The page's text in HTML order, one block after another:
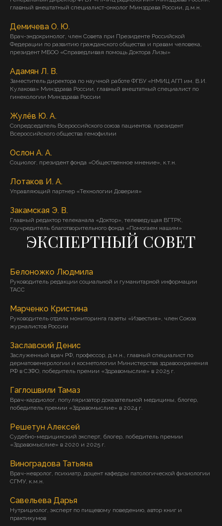
главный внештатный специалист-онколог Минздрава России, д.м.н.
Демичева О. Ю.
Врач-эндокринолог, член Совета при Президенте Российской
Федерации по развитию гражданского общества и правам человека,
президент МБОО «Справедливая помощь Доктора Лизы»
Адамян Л. В.
Заместитель директора по научной работе ФГБУ «НМИЦ АГП им. В.И.
Кулакова» Минздрава России, главный внештатный специалист по
гинекологии Минздрава России
Жулёв Ю. А.
Сопредседатель Всероссийского союза пациентов, президент
Всероссийского общества гемофилии
Ослон А. А.
Социолог, президент фонда «Общественное мнение», к.т.н.
Лотаков И. А.
Управляющий партнер «Технологии Доверия»
Закамская Э. В.
Главный редактор телеканала «Доктор», телеведущая ВГТРК,
соучредитель благотворительного фонда «Помогаем нашим»
ЭКСПЕРТНЫЙ СОВЕТ
Белоножко Людмила
Руководитель редакции социальной и гуманитарной информации
ТАСС
Марченко Кристина
Руководитель отдела мониторинга газеты «Известия», член Союза
журналистов России
Заславский Денис
Заслуженный врач РФ, профессор, д.м.н., главный специалист по
дерматовенерологии и косметологии Министерства здравоохранения
РФ в СЗФО, победитель премии «Здравомыслие» в 2025 г.
Гаглошвили Тамаз
Врач-кардиолог, популяризатор доказательной медицины, блогер,
победитель премии «Здравомыслие» в 2024 г.
Решетун Алексей
Судебно-медицинский эксперт, блогер, победитель премии
«Здравомыслие» в 2020 и 2025 г.
Виноградова Татьяна
Врач-невролог, психиатр, доцент кафедры патологической физиологии
СГМУ, к.м.н.
Савельева Дарья
Нутрициолог, эксперт по пищевому поведению, автор книг и
практикумов